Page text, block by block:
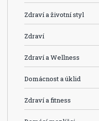
Zdraví a životní styl
Zdraví
Zdraví a Wellness
Domácnost a úklid
Zdraví a fitness